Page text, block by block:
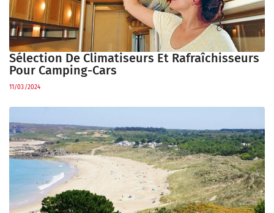
Sélection De Climatiseurs Et Rafraîchisseurs
Pour Camping-Cars
11/03/2024